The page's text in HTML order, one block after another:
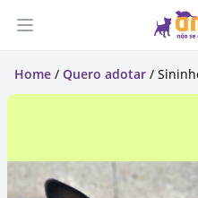
Abrir menu
Home / Quero adotar /